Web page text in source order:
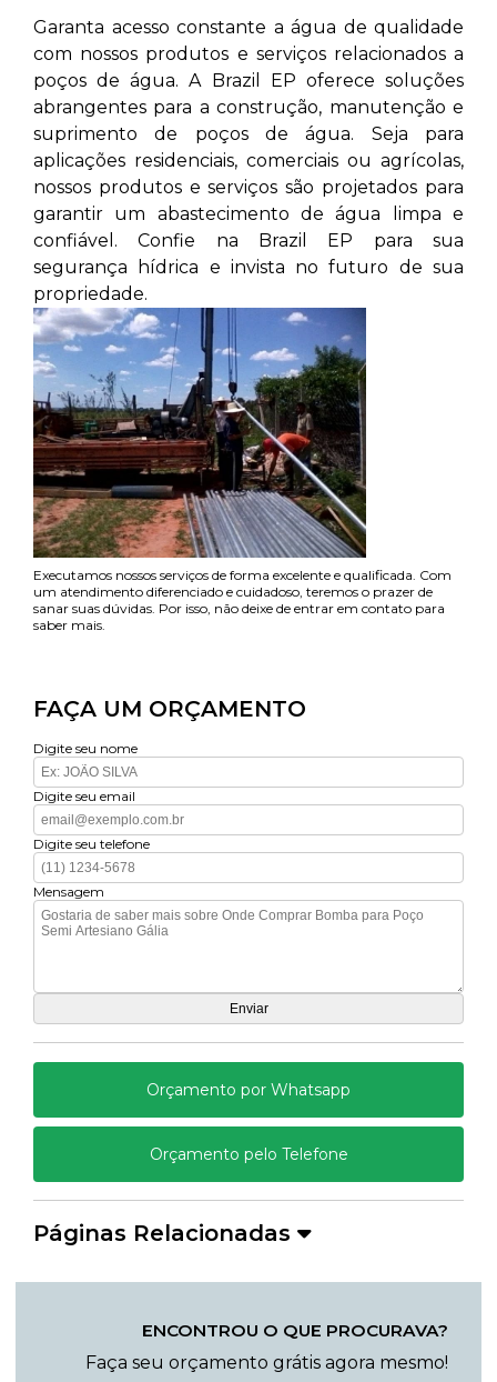
Garanta acesso constante a água de qualidade
com nossos produtos e serviços relacionados a
poços de água. A Brazil EP oferece soluções
abrangentes para a construção, manutenção e
suprimento de poços de água. Seja para
aplicações residenciais, comerciais ou agrícolas,
nossos produtos e serviços são projetados para
garantir um abastecimento de água limpa e
confiável. Confie na Brazil EP para sua
segurança hídrica e invista no futuro de sua
propriedade.
Executamos nossos serviços de forma excelente e qualificada. Com
um atendimento diferenciado e cuidadoso, teremos o prazer de
sanar suas dúvidas. Por isso, não deixe de entrar em contato para
saber mais.
FAÇA UM ORÇAMENTO
Digite seu nome
Digite seu email
Digite seu telefone
Mensagem
Orçamento por Whatsapp
Orçamento pelo Telefone
Páginas Relacionadas
ENCONTROU O QUE PROCURAVA?
Faça seu orçamento grátis agora mesmo!